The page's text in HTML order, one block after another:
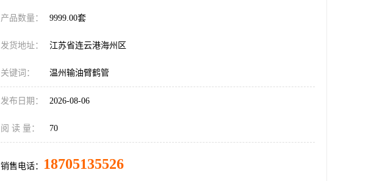
产品数量： 9999.00套
发货地址： 江苏省连云港海州区
关键词： 温州输油臂鹤管
发布日期： 2026-08-06
阅 读 量： 70
销售电话： 18705135526